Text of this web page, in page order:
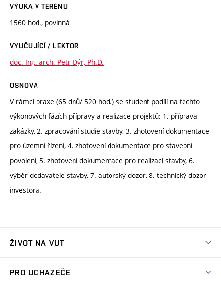
VÝUKA V TERÉNU
1560 hod., povinná
VYUČUJÍCÍ / LEKTOR
doc. Ing. arch. Petr Dýr, Ph.D.
OSNOVA
V rámci praxe (65 dnů/ 520 hod.) se student podílí na těchto
výkonových fázích přípravy a realizace projektů: 1. příprava
zakázky, 2. zpracování studie stavby, 3. zhotovení dokumentace
pro územní řízení, 4. zhotovení dokumentace pro stavební
povolení, 5. zhotovení dokumentace pro realizaci stavby, 6.
výběr dodavatele stavby, 7. autorský dozor, 8. technický dozor
investora.
ŽIVOT NA VUT
PRO UCHAZEČE